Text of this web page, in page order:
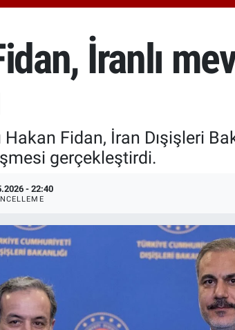
İranlı
Hakan Fidan, İran Dışişleri
gerçekleştirdi.
- 22:40